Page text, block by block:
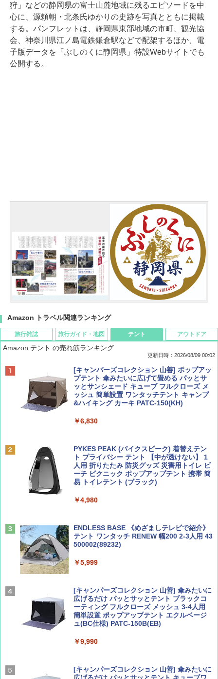
狩」などの静岡県の富士山麓地域に残るエピソードを中
心に、源頼朝・北条氏ゆかりの史跡を写真とともに掲載
する。パンフレットは、静岡県東部地域の市町、観光協
会、神奈川県江ノ島電鉄鎌倉駅などで配架するほか、電
子版データを「ぶしのくに静岡県」特設Webサイトでも
公開する。
Amazon トラベル関連ランキング
旅行雑誌
BE-PAL(ビ-パル) 2026年 9 月号【特別付録:
SOTO ミニマル"旅"財布 ランダム2種】
￥1,500
￥713
AIRLINE（エアライン）2026年9月号【特
集】ボーイング110周年を祝して！
￥1,760
旅行ガイド・地図
D40 地球の歩き方 チェンマイ タイ北部の魅
力的な町 2026～2027 地球の歩き方D アジア
￥2,079
￥2,695
球の歩き方A ヨーロッパ
ァキア 2026～2027 地球の歩き方A ヨーロッ
￥2,277
新しい日本地理 地図・統計・移動から読み
解く (講談社現代新書)
￥1,540
テント
Amazon テント の売れ筋ランキング
更新日時：2026/08/09 00:02
[キャンパーズコレクション 山善] ポップアッ
プテント 傘みたいに広げて畳める パッとサ
ッとサンシェード キューブ フルクローズ メ
ッシュ 簡単設置 ワンタッチテント キャンプ
&ハイキング カーキ PATC-150(KH)
￥6,830
PYKES PEAK (パイクスピーク) 着替えテン
ト プライバシー テント 【中が透けない】 1
人用 折りたたみ 防災グッズ 災害用トイレ ビ
ーチ ピクニック ポップアップテント 携帯 簡
易 トイレテント (ブラック)
￥4,980
ENDLESS BASE 《めざましテレビで紹介》
テント ワンタッチ RENEW 幅200 2-3人用 43
500002(89232)
￥5,999
[キャンパーズコレクション 山善] 傘みたいに
広げるだけ パッとサッとテント ブラックコ
ーティング フルクローズ メッシュ 3-4人用
簡単設置 ポップアップテント エクルベージ
ュ(BC仕様) PATC-150B(EB)
￥9,990
[キャンパーズコレクション 山善] 傘みたいに
アウトドア